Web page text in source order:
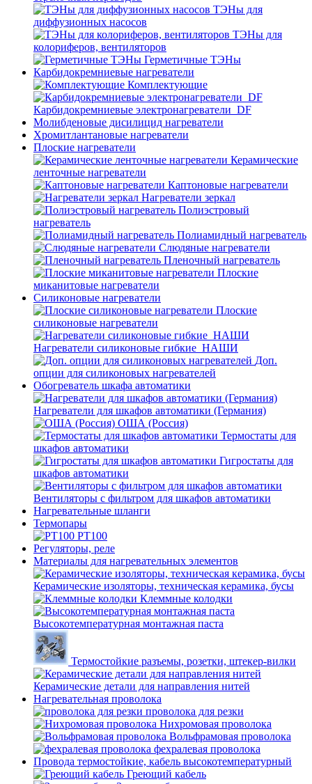
ТЭНы для
диффузионных насосов
ТЭНы для
колориферов, вентиляторов
Герметичные ТЭНы
Карбидокремниевые нагреватели
Комплектующие
Карбидокремниевые электронагреватели_DF
Молибденовые дисилицид нагреватели
Хромитлантановые нагреватели
Плоские нагреватели
Керамические
ленточные нагреватели
Каптоновые нагреватели
Нагреватели зеркал
Полиэстровый
нагреватель
Полиамидный нагреватель
Слюдяные нагреватели
Пленочный нагреватель
Плоские
миканитовые нагреватели
Силиконовые нагреватели
Плоские
силиконовые нагреватели
Нагреватели силиконовые гибкие_НАШИ
Доп.
опции для силиконовых нагревателей
Обогреватель шкафа автоматики
Нагреватели для шкафов автоматики (Германия)
ОША (Россия)
Термостаты для
шкафов автоматики
Гигростаты для
шкафов автоматики
Вентиляторы с фильтром для шкафов автоматики
Нагревательные шланги
Термопары
PT100
Регуляторы, реле
Материалы для нагревательных элементов
Керамические изоляторы, техническая керамика, бусы
Клеммные колодки
Высокотемпературная монтажная паста
Термостойкие разъемы, розетки, штекер-вилки
Керамические детали для направления нитей
Нагревательная проволока
проволока для резки
Нихромовая проволока
Вольфрамовая проволока
фехралевая проволока
Провода термостойкие, кабель высокотемпературный
Греющий кабель